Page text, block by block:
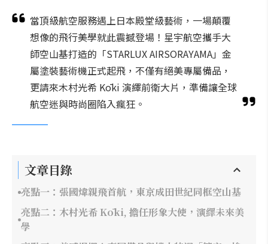
當頂級航空服務遇上日本殿堂級藝術，一場顛覆
想像的飛行美學就此震撼登場！星宇航空攜手大
師空山基打造的「STARLUX AIRSORAYAMA」金
屬塗裝藝術機正式起飛，不僅有絕美專屬備品，
更請來木村光希 Kōki 演繹前衛大片，準備讓全球
航空迷與時尚圈陷入瘋狂。
文章目錄
亮點一：張國煒親飛首航，東京成田世紀同框空山基
亮點二：木村光希 Kōki, 擔任形象大使，演繹未來美
學